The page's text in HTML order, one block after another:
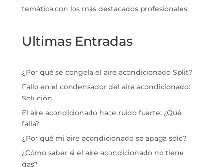
temática con los más destacados profesionales.
Ultimas Entradas
¿Por qué se congela el aire acondicionado Split?
Fallo en el condensador del aire acondicionado:
Solución
El aire acondicionado hace ruido fuerte: ¿Qué
falla?
¿Por qué mi aire acondicionado se apaga solo?
¿Cómo saber si el aire acondicionado no tiene
gas?